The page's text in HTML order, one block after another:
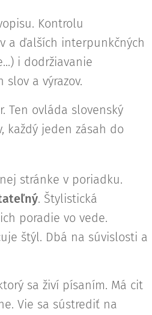
Kontrolu
a ďalších interpunkčných
i dodržiavanie
slov a výrazov.
Ten ovláda slovenský
každý jeden zásah do
stránke v poriadku.
. Štylistická
poradie vo vede.
štýl. Dbá na súvislosti a
sa živí písaním. Má cit
Vie sa sústrediť na